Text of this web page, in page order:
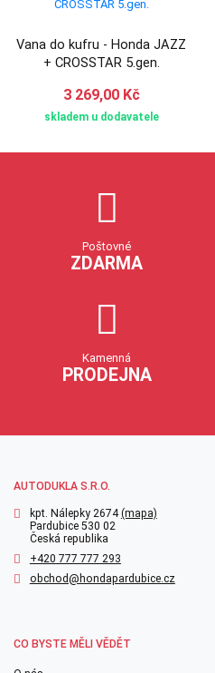
Vana do kufru - Honda JAZZ
+ CROSSTAR 5.gen.
3 269,00 Kč
skladem u dodavatele
Poštovné
ZDARMA
Kamenná
PRODEJNA
AUTODUKLA S.R.O.
kpt. Nálepky 2674(mapa)
Pardubice 530 02
Česká republika
+420 777 777 293
obchod@hondapardubice.cz
CO BYSTE MĚLI VĚDĚT